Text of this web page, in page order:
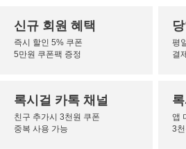
신규 회원 혜택
즉시 할인 5% 쿠폰
5만원 쿠폰팩 증정
평
결
록시걸 카톡 채널
친구 추가시 3천원 쿠폰
중복 사용 가능
앱
3